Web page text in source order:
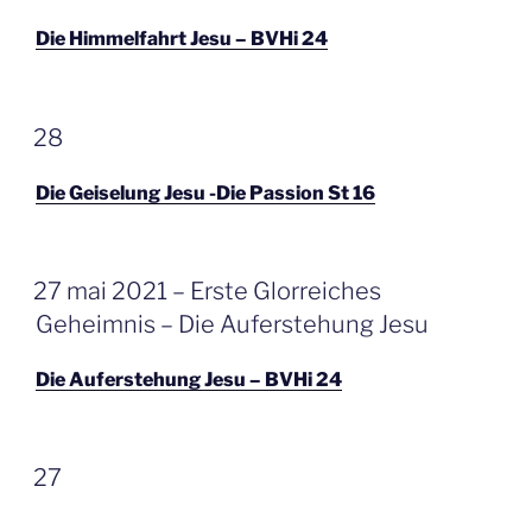
Die Himmelfahrt Jesu – BVHi 24
GEPLAATST
OP
28
Die Geiselung Jesu -Die Passion St 16
GEPLAATST
OP
27 mai 2021 – Erste Glorreiches
Geheimnis – Die Auferstehung Jesu
Die Auferstehung Jesu – BVHi 24
GEPLAATST
OP
27